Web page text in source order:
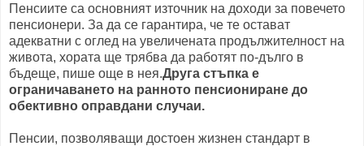
Пенсиите са основният източник на доходи за повечето
пенсионери. За да се гарантира, че те остават
адекватни с оглед на увеличената продължителност на
живота, хората ще трябва да работят по-дълго в
бъдеще, пише още в нея.Друга стъпка е
ограничаването на ранното пенсиониране до
обективно оправдани случаи.
Пенсии, позволяващи достоен жизнен стандарт в